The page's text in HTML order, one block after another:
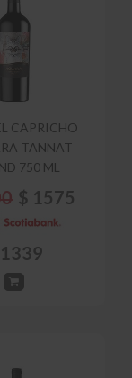
CAPRICHO
TANNAT
750 ML
$ 1575
1339